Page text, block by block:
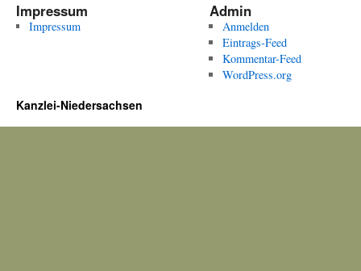
Impressum
Impressum
Admin
Anmelden
Eintrags-Feed
Kommentar-Feed
WordPress.org
Kanzlei-Niedersachsen